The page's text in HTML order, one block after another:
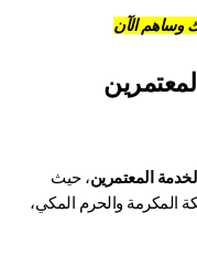
الآن
المعتمرين
، حيث
يمكن من خلاله تمويل المشاريع الخيرية في مكة المكرمة والحرم المكي،